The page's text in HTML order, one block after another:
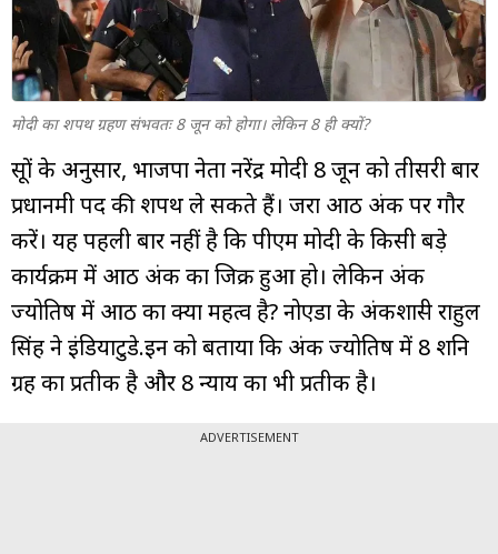
वीडियो
म्यूचुअल
फंड
मोदी का शपथ ग्रहण संभवतः 8 जून को होगा। लेकिन 8 ही क्यों?
सूत्रों के अनुसार, भाजपा नेता नरेंद्र मोदी 8 जून को तीसरी बार
प्रधानमंत्री पद की शपथ ले सकते हैं। जरा आठ अंक पर गौर
करें। यह पहली बार नहीं है कि पीएम मोदी के किसी बड़े
कार्यक्रम में आठ अंक का जिक्र हुआ हो। लेकिन अंक
ज्योतिष में आठ का क्या महत्व है? नोएडा के अंकशास्त्री राहुल
सिंह ने इंडियाटुडे.इन को बताया कि अंक ज्योतिष में 8 शनि
ग्रह का प्रतीक है और 8 न्याय का भी प्रतीक है।
ADVERTISEMENT